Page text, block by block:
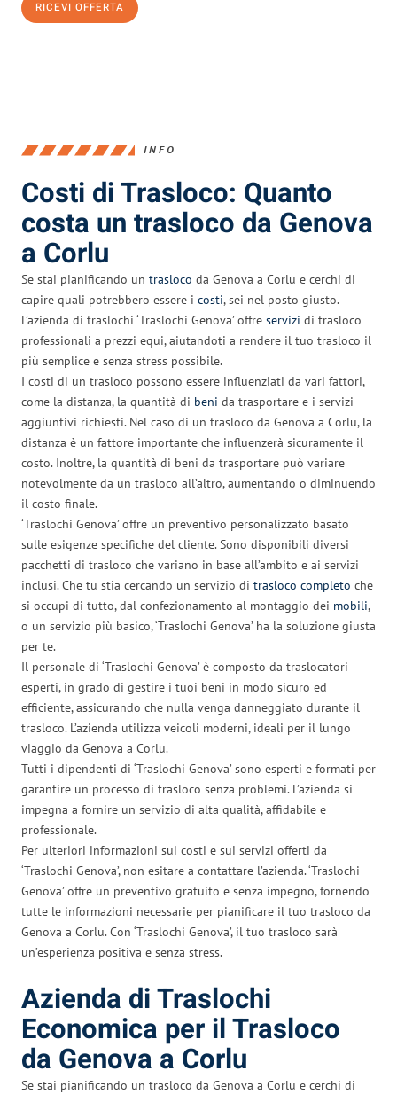
RICEVI OFFERTA
INFO
Costi di Trasloco: Quanto
costa un trasloco da Genova
a Corlu
Se stai pianificando un trasloco da Genova a Corlu e cerchi di
capire quali potrebbero essere i costi, sei nel posto giusto.
L’azienda di traslochi ‘Traslochi Genova’ offre servizi di trasloco
professionali a prezzi equi, aiutandoti a rendere il tuo trasloco il
più semplice e senza stress possibile.
I costi di un trasloco possono essere influenziati da vari fattori,
come la distanza, la quantità di beni da trasportare e i servizi
aggiuntivi richiesti. Nel caso di un trasloco da Genova a Corlu, la
distanza è un fattore importante che influenzerà sicuramente il
costo. Inoltre, la quantità di beni da trasportare può variare
notevolmente da un trasloco all’altro, aumentando o diminuendo
il costo finale.
‘Traslochi Genova’ offre un preventivo personalizzato basato
sulle esigenze specifiche del cliente. Sono disponibili diversi
pacchetti di trasloco che variano in base all’ambito e ai servizi
inclusi. Che tu stia cercando un servizio di trasloco completo che
si occupi di tutto, dal confezionamento al montaggio dei mobili,
o un servizio più basico, ‘Traslochi Genova’ ha la soluzione giusta
per te.
Il personale di ‘Traslochi Genova’ è composto da traslocatori
esperti, in grado di gestire i tuoi beni in modo sicuro ed
efficiente, assicurando che nulla venga danneggiato durante il
trasloco. L’azienda utilizza veicoli moderni, ideali per il lungo
viaggio da Genova a Corlu.
Tutti i dipendenti di ‘Traslochi Genova’ sono esperti e formati per
garantire un processo di trasloco senza problemi. L’azienda si
impegna a fornire un servizio di alta qualità, affidabile e
professionale.
Per ulteriori informazioni sui costi e sui servizi offerti da
‘Traslochi Genova’, non esitare a contattare l’azienda. ‘Traslochi
Genova’ offre un preventivo gratuito e senza impegno, fornendo
tutte le informazioni necessarie per pianificare il tuo trasloco da
Genova a Corlu. Con ‘Traslochi Genova’, il tuo trasloco sarà
un’esperienza positiva e senza stress.
Azienda di Traslochi
Economica per il Trasloco
da Genova a Corlu
Se stai pianificando un trasloco da Genova a Corlu e cerchi di